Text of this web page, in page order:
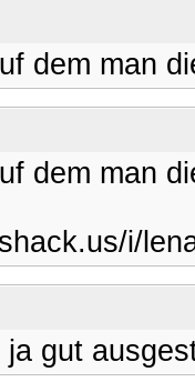
dem man
dem man
i/
gut